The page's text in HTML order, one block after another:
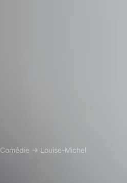
Comédie → Louise-Michel